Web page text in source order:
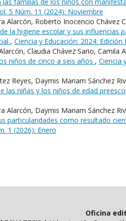
5 Núm. 11 (2024): Noviembre
Alarcón, Roberto Inocencio Chávez
la higiene escolar y sus influencias
, Ciencia y Educación: 2024: Edición
Claudia Chávez Sario, Camila
niños de cinco a seis años , Ciencia
Reyes, Daymis Mariam Sánchez
las niñas y los niños de edad
Alarcón, Daymis Mariam Sánchez
particularidades como resultado
1 (2026): Enero
Oficina